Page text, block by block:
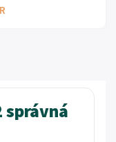
správná